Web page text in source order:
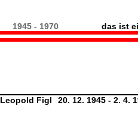
1945 - 1970 das ist
Leopold Figl 20. 12. 1945 - 2. 4.